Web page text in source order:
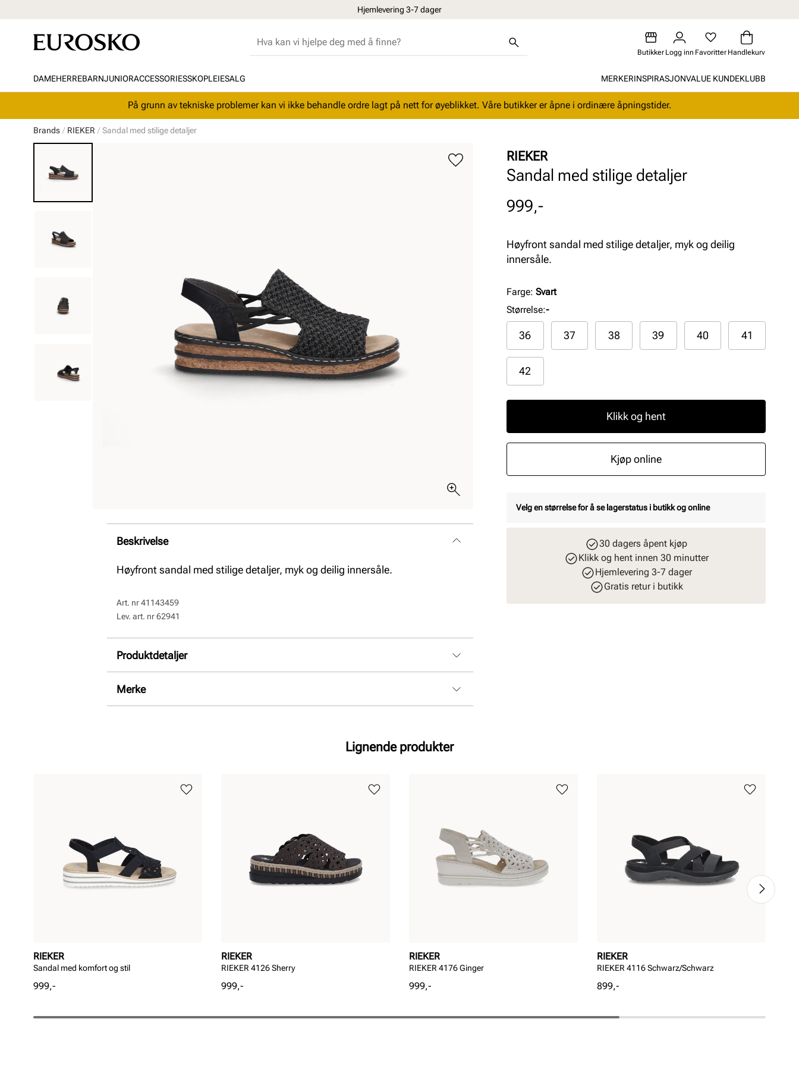
Hjemlevering 3-7 dager
Butikker Logg inn Favoritter Handlekurv
DAMEHERREBARNJUNIORACCESSORIESSKOPLEIESALG MERKERINSPIRASJONVALUE KUNDEKLUBB
På grunn av tekniske problemer kan vi ikke behandle ordre lagt på nett for øyeblikket. Våre butikker er åpne i ordinære åpningstider.
Brands RIEKER Sandal med stilige detaljer
Beskrivelse
Høyfront sandal med stilige detaljer, myk og deilig innersåle.
Art. nr41143459
Lev. art. nr62941
Produktdetaljer
Overdel:
Merke
RIEKER
Sandal med stilige detaljer
Pris
999,-
Høyfront sandal med stilige detaljer, myk og deilig
innersåle.
Farge: Svart
Størrelse:-
36 37 38 39 40 41
42
Klikk og hent
Kjøp online
Velg en størrelse for å se lagerstatus i butikk og online
30 dagers åpent kjøp
Klikk og hent innen 30 minutter
Hjemlevering 3-7 dager
Gratis retur i butikk
Lignende produkter
RIEKER
Sandal med komfort og stil
Pris
999,-
RIEKER
RIEKER 4126 Sherry
Pris
999,-
RIEKER
RIEKER 4176 Ginger
Pris
999,-
RIEKER
RIEKER 4116 Schwarz/Schwarz
Pris
899,-